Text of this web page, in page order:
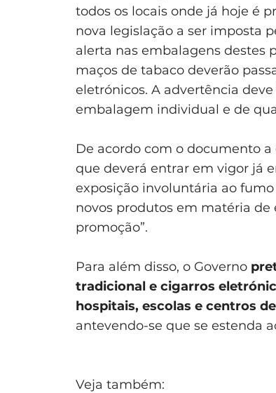
todos os locais onde já hoje é
nova legislação a ser imposta
alerta nas embalagens destes
maços de tabaco deverão
eletrónicos. A advertência
embalagem individual e de
De acordo com o documento
que deverá entrar em vigor já
exposição involuntária ao
novos produtos em matéria
promoção”.
Para além disso, o Governo
tradicional e cigarros
hospitais, escolas e centros
antevendo-se que se estenda
Veja também: